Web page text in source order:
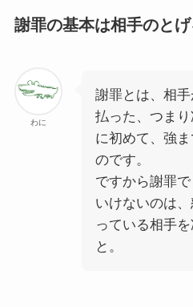
謝罪の基本は相手のと
わに
謝罪とは、相
払った、つま
に初めて、強
のです。
ですから謝罪
いけないのは
っている相手
と。